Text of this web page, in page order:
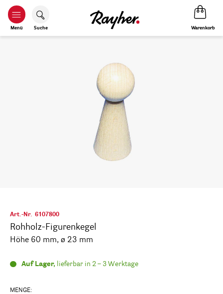
Menü Suche Warenkorb
Art.-Nr. 6107800
Rohholz-Figurenkegel
Höhe 60 mm, ø 23 mm
Auf Lager, lieferbar in 2 – 3 Werktage
MENGE: